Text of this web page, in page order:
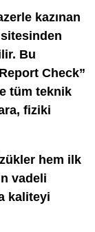
kazınan
Bu
Check”
tüm teknik
fiziki
hem ilk
vadeli
kaliteyi